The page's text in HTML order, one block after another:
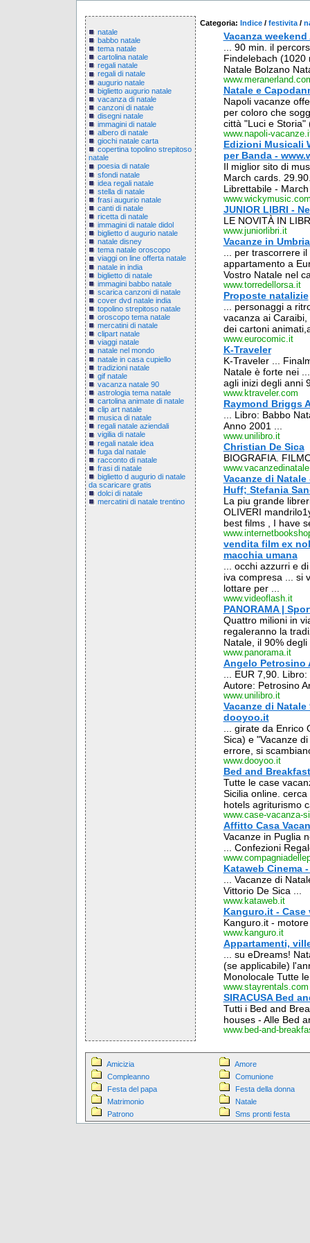
natale
babbo natale
tema natale
cartolina natale
regali natale
regali di natale
augurio natale
biglietto augurio natale
vacanza di natale
canzoni di natale
disegni natale
immagini di natale
albero di natale
giochi natale carta
copertina topolino strepitoso
natale
poesia di natale
sfondi natale
idea regali natale
stella di natale
frasi augurio natale
canti di natale
ricetta di natale
immagini di natale didol
biglietto d augurio natale
natale disney
tema natale oroscopo
viaggi on line offerta natale
natale in india
biglietto di natale
immagini babbo natale
scarica canzoni di natale
cover dvd natale india
topolino strepitoso natale
oroscopo tema natale
mercatini di natale
clipart natale
viaggi natale
natale nel mondo
natale in casa cupiello
tradizioni natale
gif natale
vacanza natale 90
astrologia tema natale
cartolina animate di natale
clip art natale
musica di natale
regali natale aziendali
vigilia di natale
regali natale idea
fuga dal natale
racconto di natale
frasi di natale
biglietto d augurio di natale
da scaricare gratis
dolci di natale
mercatini di natale trentino
Categoria: Indice / festivita /
Vacanza
... 90 min. il
Findelebach (1020
Natale Bolzano
Natale e
Napoli vacanze
per coloro che
città "Luci e Storia"
www.napoli-
Edizioni Musicali
per Banda -
Il miglior sito di
March cards.
Librettabile -
JUNIOR LIBRI -
LE NOVITÀ IN
www.juniorlibri.it
Vacanze in
... per trascorrere
appartamento a
Vostro Natale nel
www.torredellorsa.it
Proposte natalizie
... personaggi a
vacanza ai
dei cartoni
www.eurocomic.it
K-Traveler
K-Traveler ...
Natale è forte nei
agli inizi degli anni
www.ktraveler.com
Raymond Briggs
... Libro: Babbo
Anno 2001 ...
www.unilibro.it
Christian De Sica
BIOGRAFIA.
Vacanze di
Huff; Stefania
La piu grande
OLIVERI
best films , I have
vendita film ex
macchia umana
... occhi azzurri e
iva compresa ... si
lottare per ...
www.videoflash.it
PANORAMA |
Quattro milioni in
regaleranno la
Natale, il 90%
www.panorama.it
Angelo Petrosino
... EUR 7,90.
Autore: Petrosino
www.unilibro.it
Vacanze di Natale
dooyoo.it
... girate da
Sica) e "Vacanze
errore, si
www.dooyoo.it
Bed and
Tutte le case
Sicilia online.
hotels agriturismo
www.case-vacanza-
Affitto Casa
Vacanze in Puglia
... Confezioni
Kataweb Cinema
... Vacanze di
Vittorio De Sica ...
www.kataweb.it
Kanguro.it - Case
Kanguro.it -
www.kanguro.it
Appartamenti,
... su eDreams!
(se applicabile)
Monolocale Tutte
www.stayrentals.com
SIRACUSA Bed
Tutti i Bed and
houses - Alle Bed
www.bed-and-
Amicizia
Amore
Compleanno
Comunione
Festa del papa
Festa della donna
Matrimonio
Natale
Patrono
Sms pronti festa